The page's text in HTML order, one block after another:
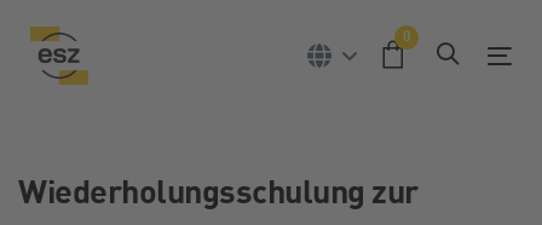
überspringen
primären
Navigation
springen
0
Wiederholungsschulung zur